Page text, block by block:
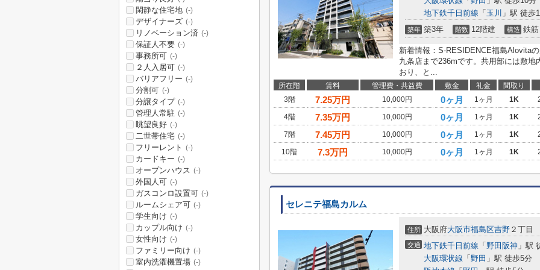
地下鉄千日前線 「 玉川 」駅 徒歩
築年 築3年 階数 12階建 構造 鉄
新着情報：S-RESIDENCE福島Alovita
九条店まで236mです。共用部には敷
おり、と...
所在階 賃料 管理費・共益費 敷金 礼金
間取り
3階
7.25万円 10,000円 0ヶ月 1ヶ月 1K
4階 7.35万円 10,000円 0ヶ月 1ヶ月 1K
7階 7.45万円 10,000円 0ヶ月 1ヶ月 1K
10階 7.3万円 10,000円 0ヶ月 1ヶ月 1K
セレニテ福島カルム
住所 大阪府大阪市福島区吉野 ２丁目
交通 地下鉄千日前線 「 野田阪神 」駅
大阪環状線 「 野田 」駅 徒歩5分
閑静な住宅地 (-)
デザイナーズ (-)
リノベーション済 (-)
保証人不要 (-)
事務所可 (-)
２人入居可 (-)
バリアフリー (-)
分割可 (-)
分譲タイプ (-)
管理人常駐 (-)
眺望良好 (-)
二世帯住宅 (-)
フリーレント (-)
カードキー (-)
オープンハウス (-)
外国人可 (-)
ガスコンロ設置可 (-)
ルームシェア可 (-)
学生向け (-)
カップル向け (-)
女性向け (-)
ファミリー向け (-)
室内洗濯機置場 (-)